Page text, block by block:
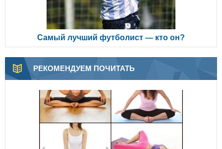
Самый лучший футболист — кто он?
РЕКОМЕНДУЕМ ПОЧИТАТЬ